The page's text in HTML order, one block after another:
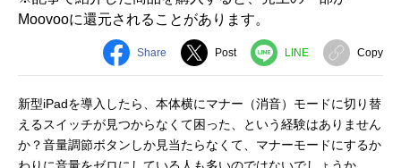
Moovooに還元されることがあります。
Share Post LINE Copy
新型iPadを導入したら、本体横にマナー（消音）モードに切り替
えるスイッチが見つからなくて困った、という経験はありません
か？音量調節ボタンしか見当たらなくて、マナーモードにするか